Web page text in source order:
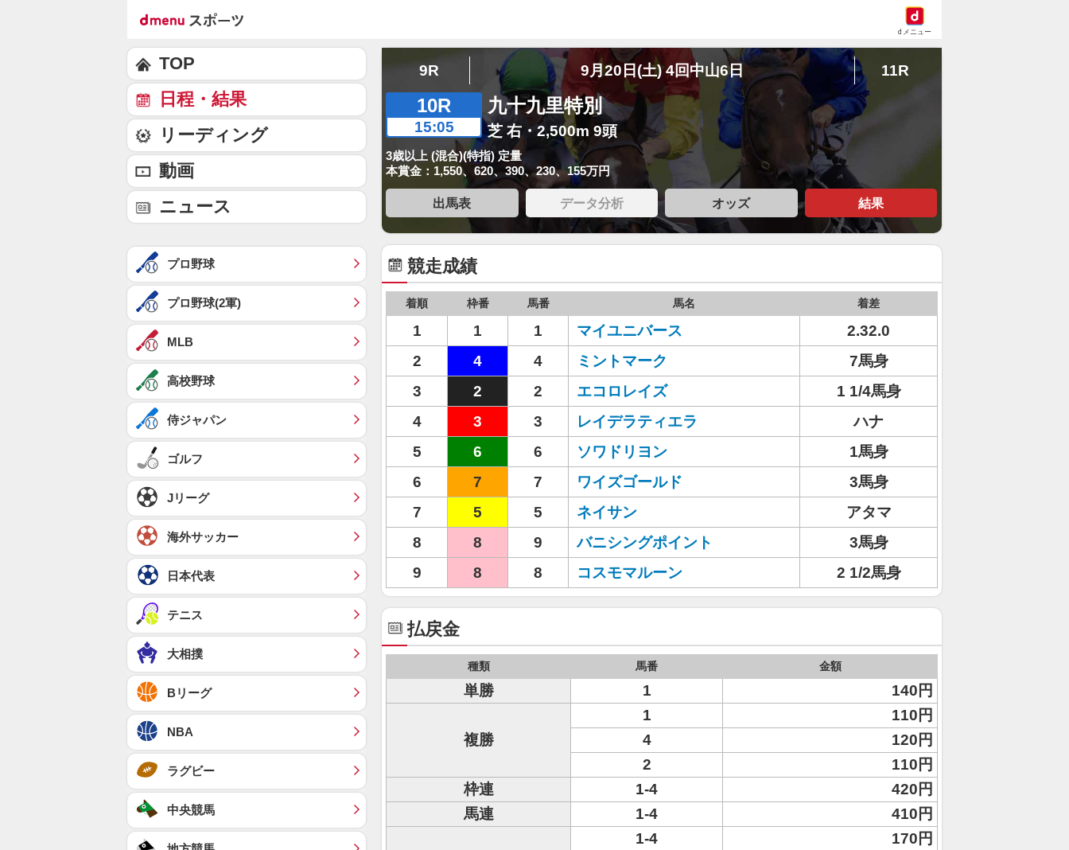
dメニュー
9R 9月20日(土) 4回中山6日 11R
10R
15:05
九十九里特別
芝 右・2,500m 9頭
3歳以上 (混合)(特指) 定量
本賞金：1,550、620、390、230、155万円
出馬表 データ分析 オッズ 結果
競走成績
着順 枠番 馬番 馬名 着差
1 1 1 マイユニバース
2.32.0
2
4 4 ミントマーク
7馬身
3
2 2 エコロレイズ
1 1/4馬身
4
3 3 レイデラティエラ
ハナ
5
6 6 ソワドリヨン
1馬身
6
7 7 ワイズゴールド
3馬身
7
5 5 ネイサン
アタマ
8
8 9 バニシングポイント
3馬身
9
8 8 コスモマルーン 2 1/2馬身
払戻金
種類 馬番 金額
単勝 1 140円
複勝
1
110円
4
120円
2
110円
枠連
1-4
420円
馬連
1-4 410円
1-4
170円
TOP
日程・結果
リーディング
動画
ニュース
プロ野球
プロ野球(2軍)
MLB
高校野球
侍ジャパン
ゴルフ
Jリーグ
海外サッカー
日本代表
テニス
大相撲
Bリーグ
NBA
ラグビー
中央競馬